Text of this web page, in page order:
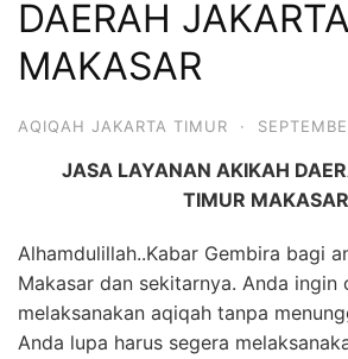
6713
DAERAH
MAKASAR
AQIQAH JAKARTA TIMUR ·
JASA LAYANAN AKIKAH
TIMUR MAKASAR
Alhamdulillah..Kabar Gembira bagi
Makasar dan sekitarnya. Anda ingin
melaksanakan aqiqah tanpa
Anda lupa harus segera